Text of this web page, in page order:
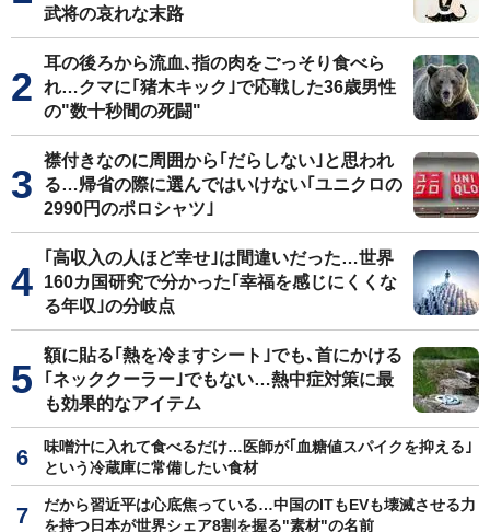
武将の哀れな末路
耳の後ろから流血､指の肉をごっそり食べら
れ…クマに｢猪木キック｣で応戦した36歳男性
の"数十秒間の死闘"
襟付きなのに周囲から｢だらしない｣と思われ
る…帰省の際に選んではいけない｢ユニクロの
2990円のポロシャツ｣
｢高収入の人ほど幸せ｣は間違いだった…世界
160カ国研究で分かった｢幸福を感じにくくな
る年収｣の分岐点
額に貼る｢熱を冷ますシート｣でも､首にかける
｢ネッククーラー｣でもない…熱中症対策に最
も効果的なアイテム
味噌汁に入れて食べるだけ…医師が｢血糖値スパイクを抑える｣
という冷蔵庫に常備したい食材
だから習近平は心底焦っている…中国のITもEVも壊滅させる力
を持つ日本が世界シェア8割を握る"素材"の名前